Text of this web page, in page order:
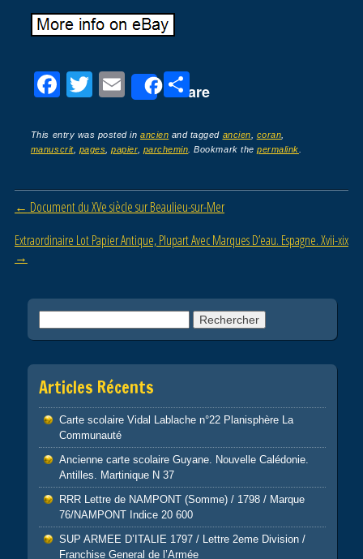
F
c
e
b
o
o
T
tt
er
E
ail
Share
P
ta
g
er
This entry was posted inancien and tagged ancien coran
manuscrit, pages ,papier, parchemin . Bookmark thepermalink
Post navigation
← Document du XVe siècle sur Beaulieu-sur-Mer
Extraordinaire Lot Papier Antique, Plupart Avec Marques D’eau. Espagne. Xvii-xix
→
Articles Récents
Carte scolaire Vidal Lablache n°22 Planisphère La
Communauté
Ancienne carte scolaire Guyane. Nouvelle Calédonie.
Antilles. Martinique N 37
RRR Lettre de NAMPONT (Somme) / 1798 / Marque
76/NAMPONT Indice 20 600
SUP ARMEE D’ITALIE 1797 / Lettre 2eme Division /
Franchise General de l’Armée